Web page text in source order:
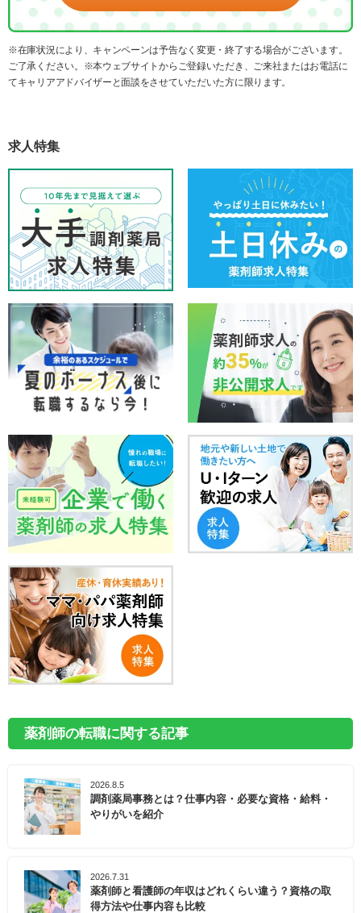
※在庫状況により、キャンペーンは予告なく変更・終了する場合がございます。
ご了承ください。※本ウェブサイトからご登録いただき、ご来社またはお電話に
てキャリアアドバイザーと面談をさせていただいた方に限ります。
求人特集
薬剤師の転職に関する記事
2026.8.5
調剤薬局事務とは？仕事内容・必要な資格・給料・
やりがいを紹介
2026.7.31
薬剤師と看護師の年収はどれくらい違う？資格の取
得方法や仕事内容も比較